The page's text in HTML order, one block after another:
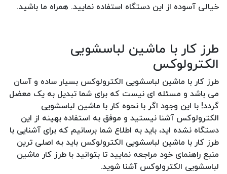
خیالی آسوده از این دستگاه استفاده نمایید. همراه ما باشید.
طرز کار با ماشین لباسشویی
الکترولوکس
طرز کار با ماشین لباسشویی الکترولوکس بسیار ساده و آسان
می باشد و مسئله ای نیست که برای شما تبدیل به یک معضل
گردد! با این وجود اگر با نحوه کار با ماشین لباسشویی
الکترولوکس آشنا نیستید و موفق به استفاده بهینه از این
دستگاه نشده اید، باید به اطلاع شما برسانیم که برای آشنایی با
طرز کار با ماشین لباسشویی الکترولوکس باید به اصلی ترین
منبع راهنمای خود مراجعه نمایید تا بتوانید با طرز کار ماشین
لباسشویی الکترولوکس آشنا شوید.